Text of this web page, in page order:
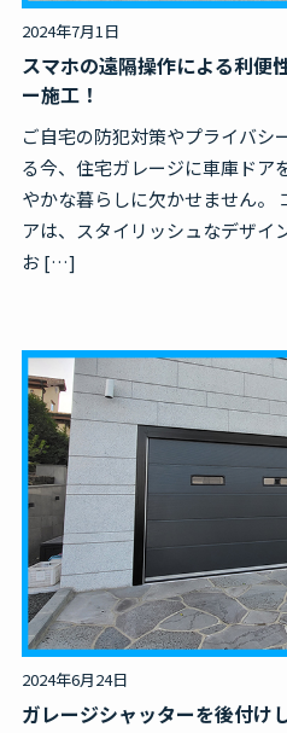
2024年7月1日
スマホの遠隔操作による利便
ー施工！
ご自宅の防犯対策やプライバシ
る今、住宅ガレージに車庫ドア
やかな暮らしに欠かせません。
アは、スタイリッシュなデザイ
お […]
2024年6月24日
ガレージシャッターを後付け